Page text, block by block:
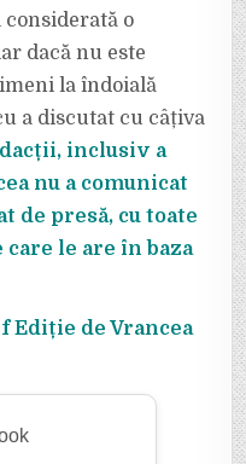
o
dacă nu este
la îndoială
a discutat cu câțiva
inclusiv a
nu a comunicat
de presă, cu toate
le are în baza
Ediție de Vrancea